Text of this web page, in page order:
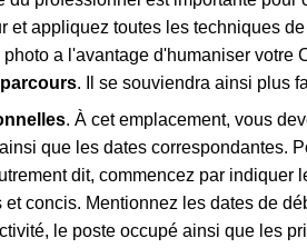
et appliquez toutes les techniques
a l'avantage d'humaniser votre
. Il se souviendra ainsi plus
. À cet emplacement, vous
que les dates correspondantes.
dit, commencez par indiquer
concis. Mentionnez les dates de
le poste occupé ainsi que les